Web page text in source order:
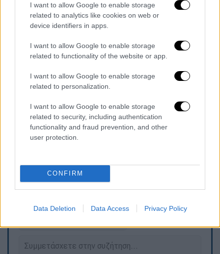
I want to allow Google to enable storage
related to analytics like cookies on web or
device identifiers in apps.
I want to allow Google to enable storage
related to functionality of the website or app.
I want to allow Google to enable storage
related to personalization.
I want to allow Google to enable storage
related to security, including authentication
functionality and fraud prevention, and other
user protection.
CONFIRM
Data Deletion Data Access Privacy Policy
σε βάρος της εθνικότητας του ανήλικου
παθόντα, στοιχείο που εξετάζεται από τις
διωκτικές Αρχές ως πιθανό
κίνητροπίσω από την επίθεση.
ταυτοποίηση των στοιχείων του 19χρονου,
ενώ έχει ήδη σχηματιστεί σχετική
δικογραφία, η οποία υποβλήθηκε στον
εισαγγελέα Πρωτοδικών Πάτρας. Οι έρευνες
συνεχίζονται για τον εντοπισμό και των
υπόλοιπων εμπλεκομένων.
Τα σχολιά σας δημοσιεύονται άμεσα με δική σας ευθύνη. Το
ΕΘΝΟΣ θα παρεμβαίνει και τα προσβλητικά σχόλια θα